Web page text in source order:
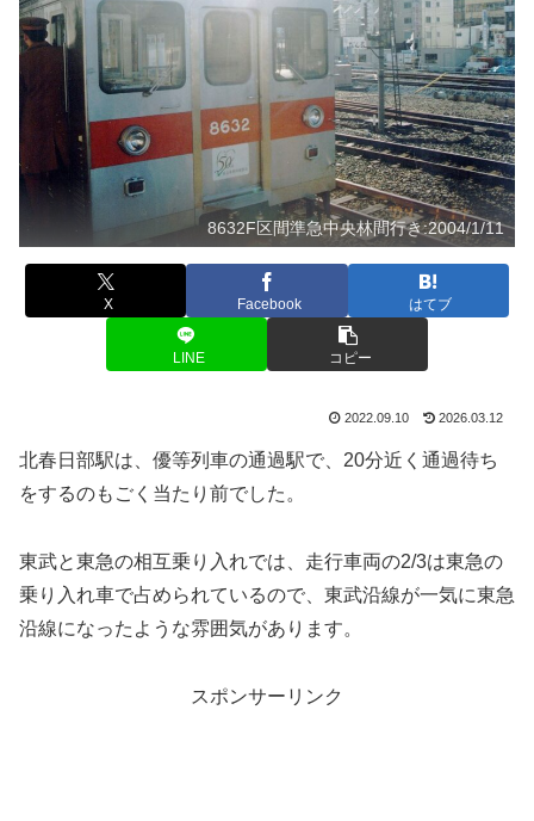
8632F区間準急中央林間行き:2004/1/11
X Facebook はてブ
LINE コピー
2022.09.10 2026.03.12
北春日部駅は、優等列車の通過駅で、20分近く通過待ち
をするのもごく当たり前でした。
東武と東急の相互乗り入れでは、走行車両の2/3は東急の
乗り入れ車で占められているので、東武沿線が一気に東急
沿線になったような雰囲気があります。
スポンサーリンク